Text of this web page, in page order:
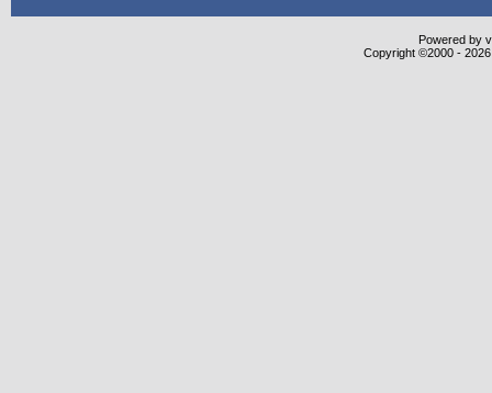
Powered by
Copyright ©2000 -